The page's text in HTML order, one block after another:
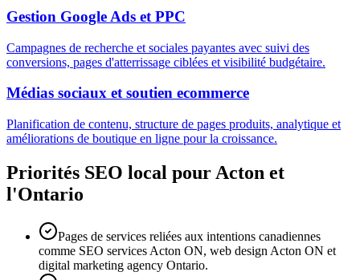
Gestion Google Ads et PPC
Campagnes de recherche et sociales payantes avec suivi des
conversions, pages d'atterrissage ciblées et visibilité budgétaire.
Médias sociaux et soutien ecommerce
Planification de contenu, structure de pages produits, analytique et
améliorations de boutique en ligne pour la croissance.
Priorités SEO local pour Acton et
l'Ontario
Pages de services reliées aux intentions canadiennes
comme SEO services Acton ON, web design Acton ON et
digital marketing agency Ontario.